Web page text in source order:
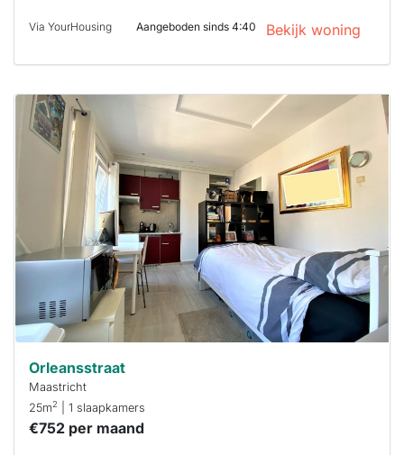
Via YourHousing Aangeboden sinds 4:40 Bekijk woning
Deze woning
waarschijnlijk
al verhuurd
Om kans te
maken moet je
binnen 15
minuten
reageren.
Stekkies helpt
je hierbij!
Orleansstraat
Maastricht
25m2 | 1 slaapkamers
€752 per maand